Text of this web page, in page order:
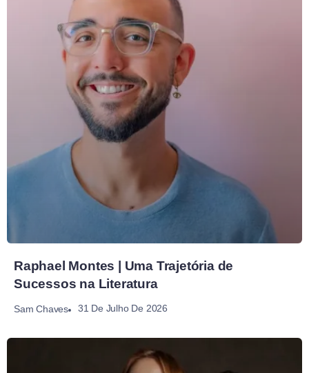
Raphael Montes | Uma Trajetória de
Sucessos na Literatura
Sam Chaves 31 De Julho De 2026